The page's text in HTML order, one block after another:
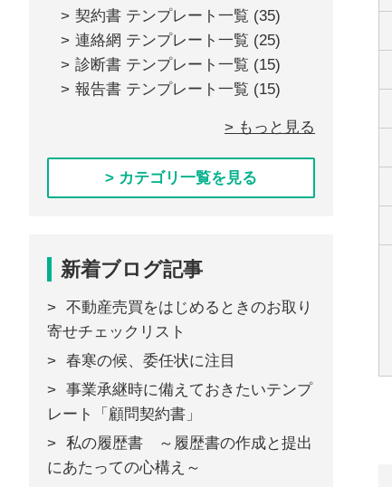
契約書 テンプレート一覧 (35)
連絡網 テンプレート一覧 (25)
診断書 テンプレート一覧 (15)
報告書 テンプレート一覧 (15)
> もっと見る
> カテゴリ一覧を見る
新着ブログ記事
不動産売買をはじめるときのお取り
寄せチェックリスト
春寒の候、委任状に注目
事業承継時に備えておきたいテンプ
レート「顧問契約書」
私の履歴書 ～履歴書の作成と提出
にあたっての心構え～